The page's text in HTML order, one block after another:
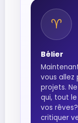
♈︎
Bélier
vous allez
projets.
qui, tout
vos
critiquer